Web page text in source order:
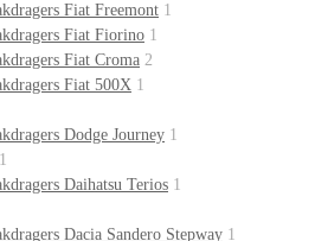
Fiat Freemont 1
Fiat Fiorino 1
Fiat Croma 2
Fiat 500X 1
Dodge Journey 1
1
Daihatsu Terios 1
Dacia Sandero Stepway 1